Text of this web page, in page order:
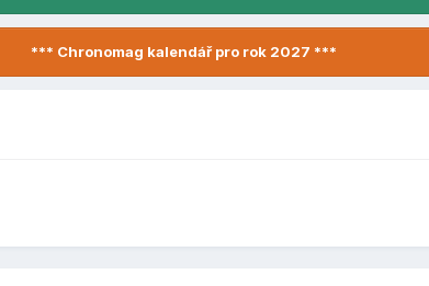
*** Chronomag kalendář pro rok 2027 ***